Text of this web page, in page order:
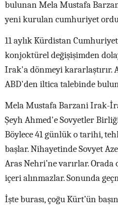
bulunan Mela Mustafa
yeni kurulan cumhuriyet
11 aylık Kürdistan
konjoktürel değişişimden
Irak'a dönmeyi kararlaştırır.
ABD'den iltica talebinde
Mela Mustafa Barzani Irak-
Şeyh Ahmed'e Sovyetler
Böylece 41 günlük o tarihi,
başlar. Nihayetinde Sovyet
Aras Nehri’ne varırlar.
içeri alınmazlar. Sonunda
İşte burası, çoğu Kürt’ün